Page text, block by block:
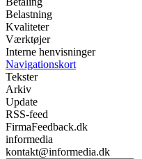
Belastning
Kvaliteter
Værktøjer
Interne henvisninger
Navigationskort
Tekster
Arkiv
Update
RSS-feed
FirmaFeedback.dk
informedia
kontakt@informedia.dk